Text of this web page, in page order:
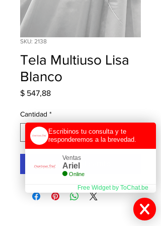
SKU: 2138
Tela Multiuso Lisa
Blanco
$ 547,88Precio
Cantidad *
Agregar al carrito
Escribinos tu consulta y te
responderemos a la brevedad.
Ventas
Ariel
Online
Free Widget by ToChat.be